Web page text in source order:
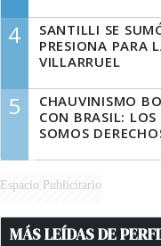
4
SANTILLI SE
PRESIONA PARA
VILLARRUEL
5
CHAUVINISMO
CON BRASIL:
SOMOS
Espacio Publicitario
MÁS LEÍDAS DE